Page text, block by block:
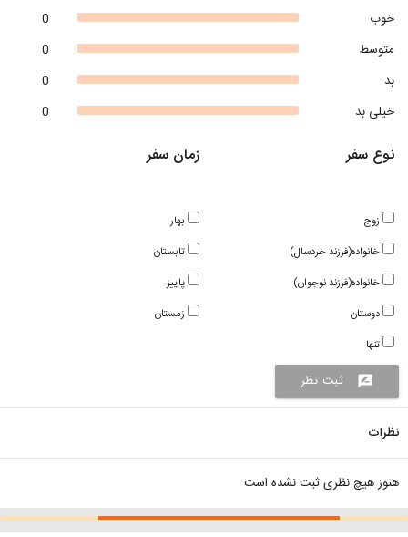
0
خوب
0
متوسط
0
بد
0
خیلی بد
زمان سفر
بهار
تابستان
پاییز
زمستان
نوع سفر
زوج
خانواده(فرزند خردسال)
خانواده(فرزند نوجوان)
دوستان
تنها
rate_review ثبت نظر
نظرات
هنوز هیچ نظری ثبت نشده است